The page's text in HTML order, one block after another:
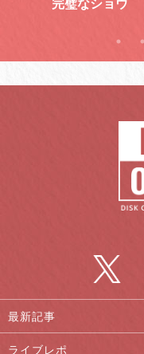
最新記事
ライブレポ